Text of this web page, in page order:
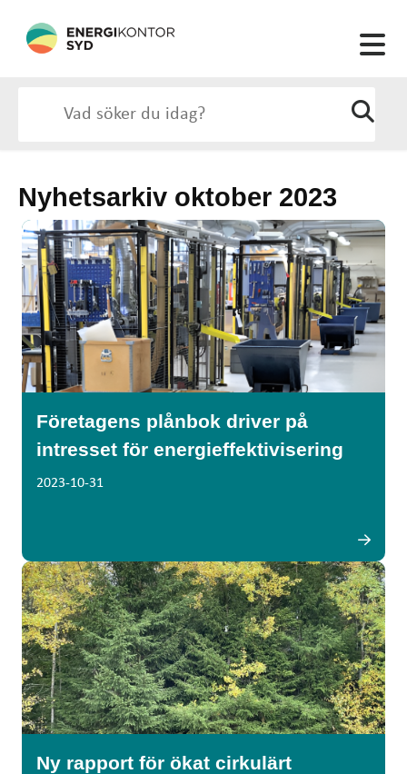
Nyhetsarkiv oktober 2023
Företagens plånbok driver på
intresset för energieffektivisering
2023-10-31
Ny rapport för ökat cirkulärt